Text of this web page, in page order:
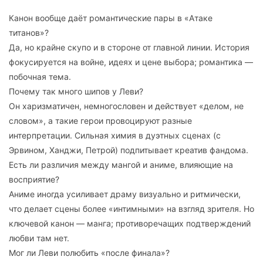
Канон вообще даёт романтические пары в «Атаке
титанов»?
Да, но крайне скупо и в стороне от главной линии. История
фокусируется на войне, идеях и цене выбора; романтика —
побочная тема.
Почему так много шипов у Леви?
Он харизматичен, немногословен и действует «делом, не
словом», а такие герои провоцируют разные
интерпретации. Сильная химия в дуэтных сценах (с
Эрвином, Ханджи, Петрой) подпитывает креатив фандома.
Есть ли различия между мангой и аниме, влияющие на
восприятие?
Аниме иногда усиливает драму визуально и ритмически,
что делает сцены более «интимными» на взгляд зрителя. Но
ключевой канон — манга; противоречащих подтверждений
любви там нет.
Мог ли Леви полюбить «после финала»?